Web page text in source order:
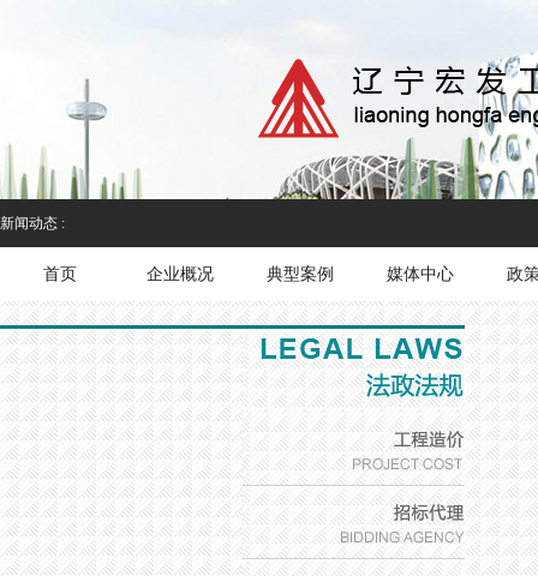
新闻动态 :
首页 企业概况 典型案例 媒体中心 政